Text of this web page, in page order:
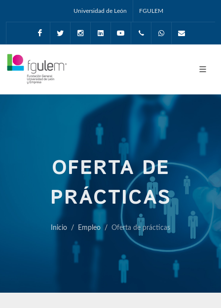
Universidad de León FGULEM
FacebookTwitter InstagramLinkedin Youtube +34987291651
Whatsapp
OFERTA DE
PRÁCTICAS
Inicio Empleo Oferta de prácticas